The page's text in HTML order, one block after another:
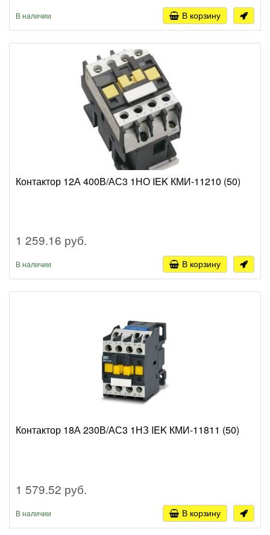
В наличии В корзину
Контактор 12А 400В/АС3 1НО IEK КМИ-11210 (50)
1 259.16 руб.
В наличии В корзину
Контактор 18А 230В/АС3 1НЗ IEK КМИ-11811 (50)
1 579.52 руб.
В наличии В корзину